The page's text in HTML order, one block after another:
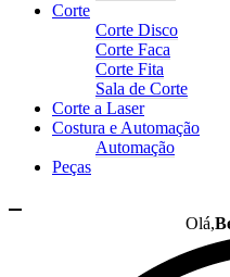
Corte
Corte Disco
Corte Faca
Corte Fita
Sala de Corte
Corte a Laser
Costura e Automação
Automação
Peças
Olá,